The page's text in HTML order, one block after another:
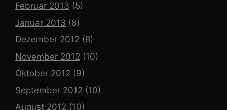
Februar 2013 (5)
Januar 2013 (8)
Dezember 2012 (8)
November 2012 (10)
Oktober 2012 (9)
September 2012 (10)
August 2012 (10)